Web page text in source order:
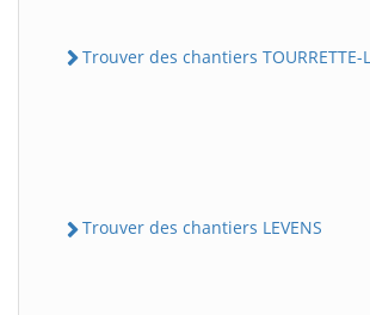
Trouver des chantiers TOURRETTE-
Trouver des chantiers LEVENS